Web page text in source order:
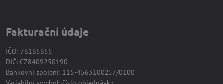
Fakturační údaje
IČO: 76165655
DIČ: CZ8409250190
Bankovní spojení: 115-4563100257/0100